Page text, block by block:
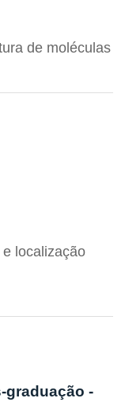
de moléculas
localização
graduação -